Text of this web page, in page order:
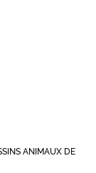
ANIMAUX DE